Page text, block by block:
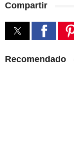
Compartir
Recomendado